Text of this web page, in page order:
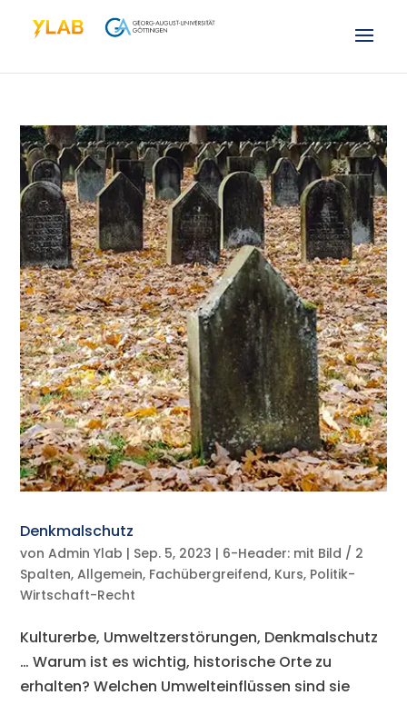
Denkmalschutz
vonAdmin Ylab | Sep. 5, 2023 | 6-Header: mit Bild / 2
Spalten,Allgemein, Fachübergreifend, Kurs, Politik-
Wirtschaft-Recht
Kulturerbe, Umweltzerstörungen, Denkmalschutz
… Warum ist es wichtig, historische Orte zu
erhalten? Welchen Umwelteinflüssen sind sie